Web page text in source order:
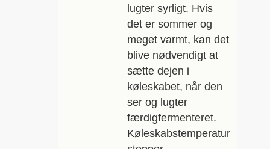
lugter syrligt. Hvis
det er sommer og
meget varmt, kan det
blive nødvendigt at
sætte dejen i
køleskabet, når den
ser og lugter
færdigfermenteret.
Køleskabstemperatur